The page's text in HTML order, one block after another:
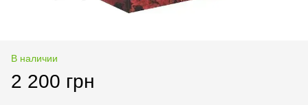
В наличии
2 200 грн